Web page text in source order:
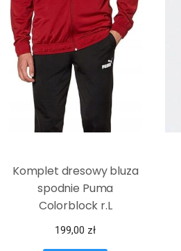
Komplet dresowy bluza
spodnie Puma
Colorblock r.L
199,00 zł